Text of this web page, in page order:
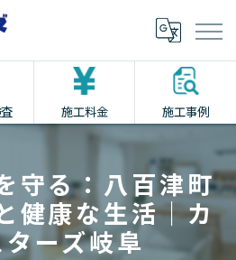
施工料金 施工事例
守る：八百津町
健康な生活｜カ
ーズ岐阜